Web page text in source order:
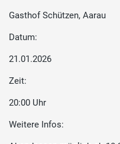
Gasthof Schützen, Aarau
Datum:
21.01.2026
Zeit:
20:00 Uhr
Weitere Infos: